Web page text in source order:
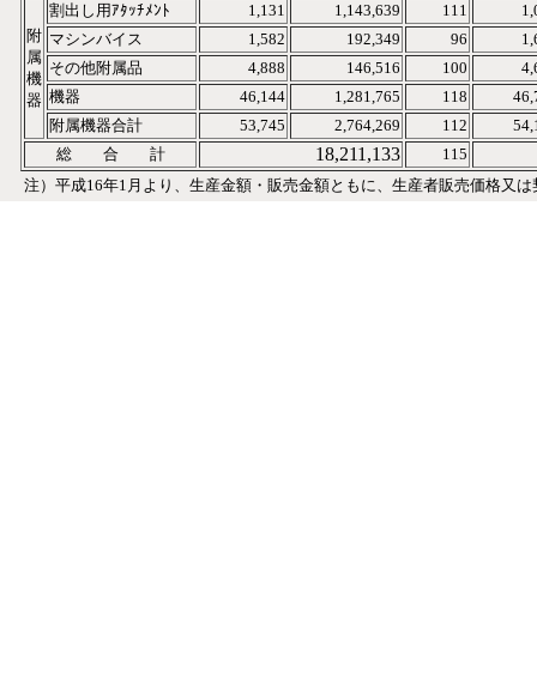
附
属
機
器
割出し用ｱﾀｯﾁﾒﾝﾄ 1,131 1,143,639 111
マシンバイス
1,582 192,349 96
その他附属品
4,888 146,516 100
機器
46,144 1,281,765 118
附属機器合計
53,745 2,764,269 112
総 合 計
18,211,133
115
注）平成16年1月より、生産金額・販売金額ともに、生産者販売価格又